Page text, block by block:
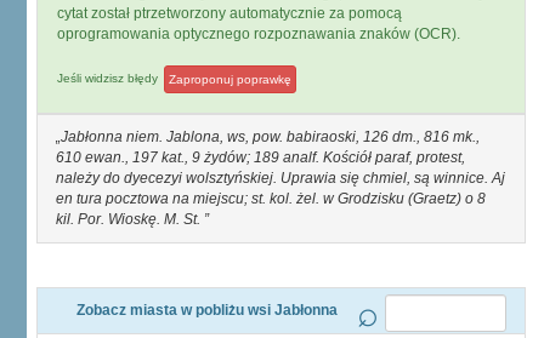
cytat został ptrzetworzony automatycznie za pomocą
oprogramowania optycznego rozpoznawania znaków (OCR).
Jeśli widzisz błędy Zaproponuj poprawkę
Jabłonna niem. Jablona, ws, pow. babiraoski, 126 dm., 816 mk.,
610 ewan., 197 kat., 9 żydów; 189 analf. Kościół paraf, protest,
należy do dyecezyi wolsztyńskiej. Uprawia się chmiel, są winnice. Aj
en tura pocztowa na miejscu; st. kol. żel. w Grodzisku (Graetz) o 8
kil. Por. Wioskę. M. St.
Zobacz miasta w pobliżu wsi Jabłonna